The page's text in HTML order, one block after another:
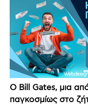
Ο Bill Gates, μια
παγκοσμίως στο